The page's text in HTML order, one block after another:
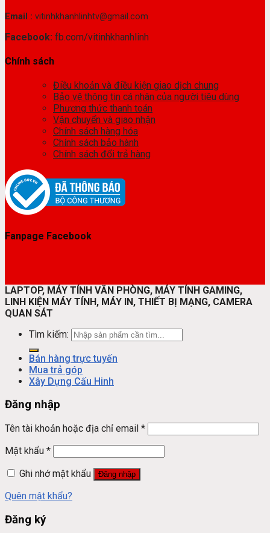
Email : vitinhkhanhlinhtv@gmail.com
Facebook: fb.com/vitinhkhanhlinh
Chính sách
Điều khoản và điều kiện giao dịch chung
Bảo vệ thông tin cá nhân của người tiêu dùng
Phương thức thanh toán
Vận chuyển và giao nhận
Chính sách hàng hóa
Chính sách bảo hành
Chính sách đổi trả hàng
Fanpage Facebook
LAPTOP, MÁY TÍNH VĂN PHÒNG, MÁY TÍNH GAMING,
LINH KIỆN MÁY TÍNH, MÁY IN, THIẾT BỊ MẠNG, CAMERA
QUAN SÁT
Tìm kiếm:
Bán hàng trực tuyến
Mua trả góp
Xây Dựng Cấu Hinh
Đăng nhập
Tên tài khoản hoặc địa chỉ email *
Mật khẩu *
Ghi nhớ mật khẩu
Đăng nhập
Quên mật khẩu?
Đăng ký